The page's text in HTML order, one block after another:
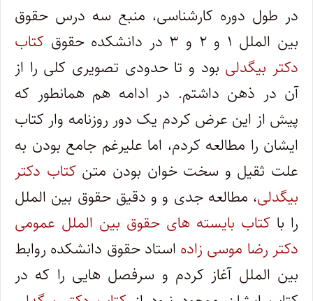
در طول دوره کارشناسی، منبع سه درس حقوق
بین الملل ۱ و ۲ و ۳ در دانشکده حقوق
کتاب
دکتر بیگدلی بود و تا حدودی تصویری کلی را از
آن در ذهن داشتم. در ادامه هم همانطور که
پیش از این عرض کردم یک دور روزنامه وار کتاب
ایشان را مطالعه کردم، اما علیرغم جامع بودن به
علت ثقیل و سخت خوان بودن متنکتاب دکتر
بیگدلی، مطالعه جدی و و دقیق حقوق بین الملل
را با کتاب بایسته های حقوق بین الملل عمومی
دکتر رضا موسی زاده استاد حقوق دانشکده روابط
بین الملل آغاز کردم و سرفصل هایی را که در